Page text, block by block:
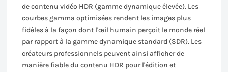
de contenu vidéo HDR (gamme dynamique élevée). Les
courbes gamma optimisées rendent les images plus
fidèles à la façon dont l'œil humain perçoit le monde réel
par rapport à la gamme dynamique standard (SDR). Les
créateurs professionnels peuvent ainsi afficher de
manière fiable du contenu HDR pour l'édition et